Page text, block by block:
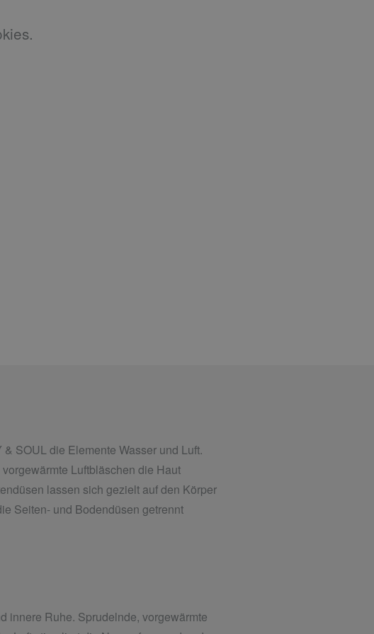
SOUL die Elemente Wasser und Luft.
Luftbläschen die Haut
lassen sich gezielt auf den Körper
Seiten- und Bodendüsen getrennt
innere Ruhe. Sprudelnde, vorgewärmte